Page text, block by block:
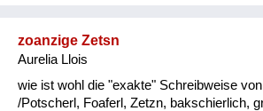
zoanzige Zetsn
Aurelia Llois
wie ist wohl die "exakte" Schreibweise
/Potscherl, Foaferl, Zetzn, bakschierlich,